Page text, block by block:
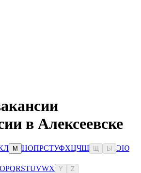
в Алексеевске
Л М НОПРСТУФХЦЧШ Ы ЭЮ
OPQRSTUVWX Y Z